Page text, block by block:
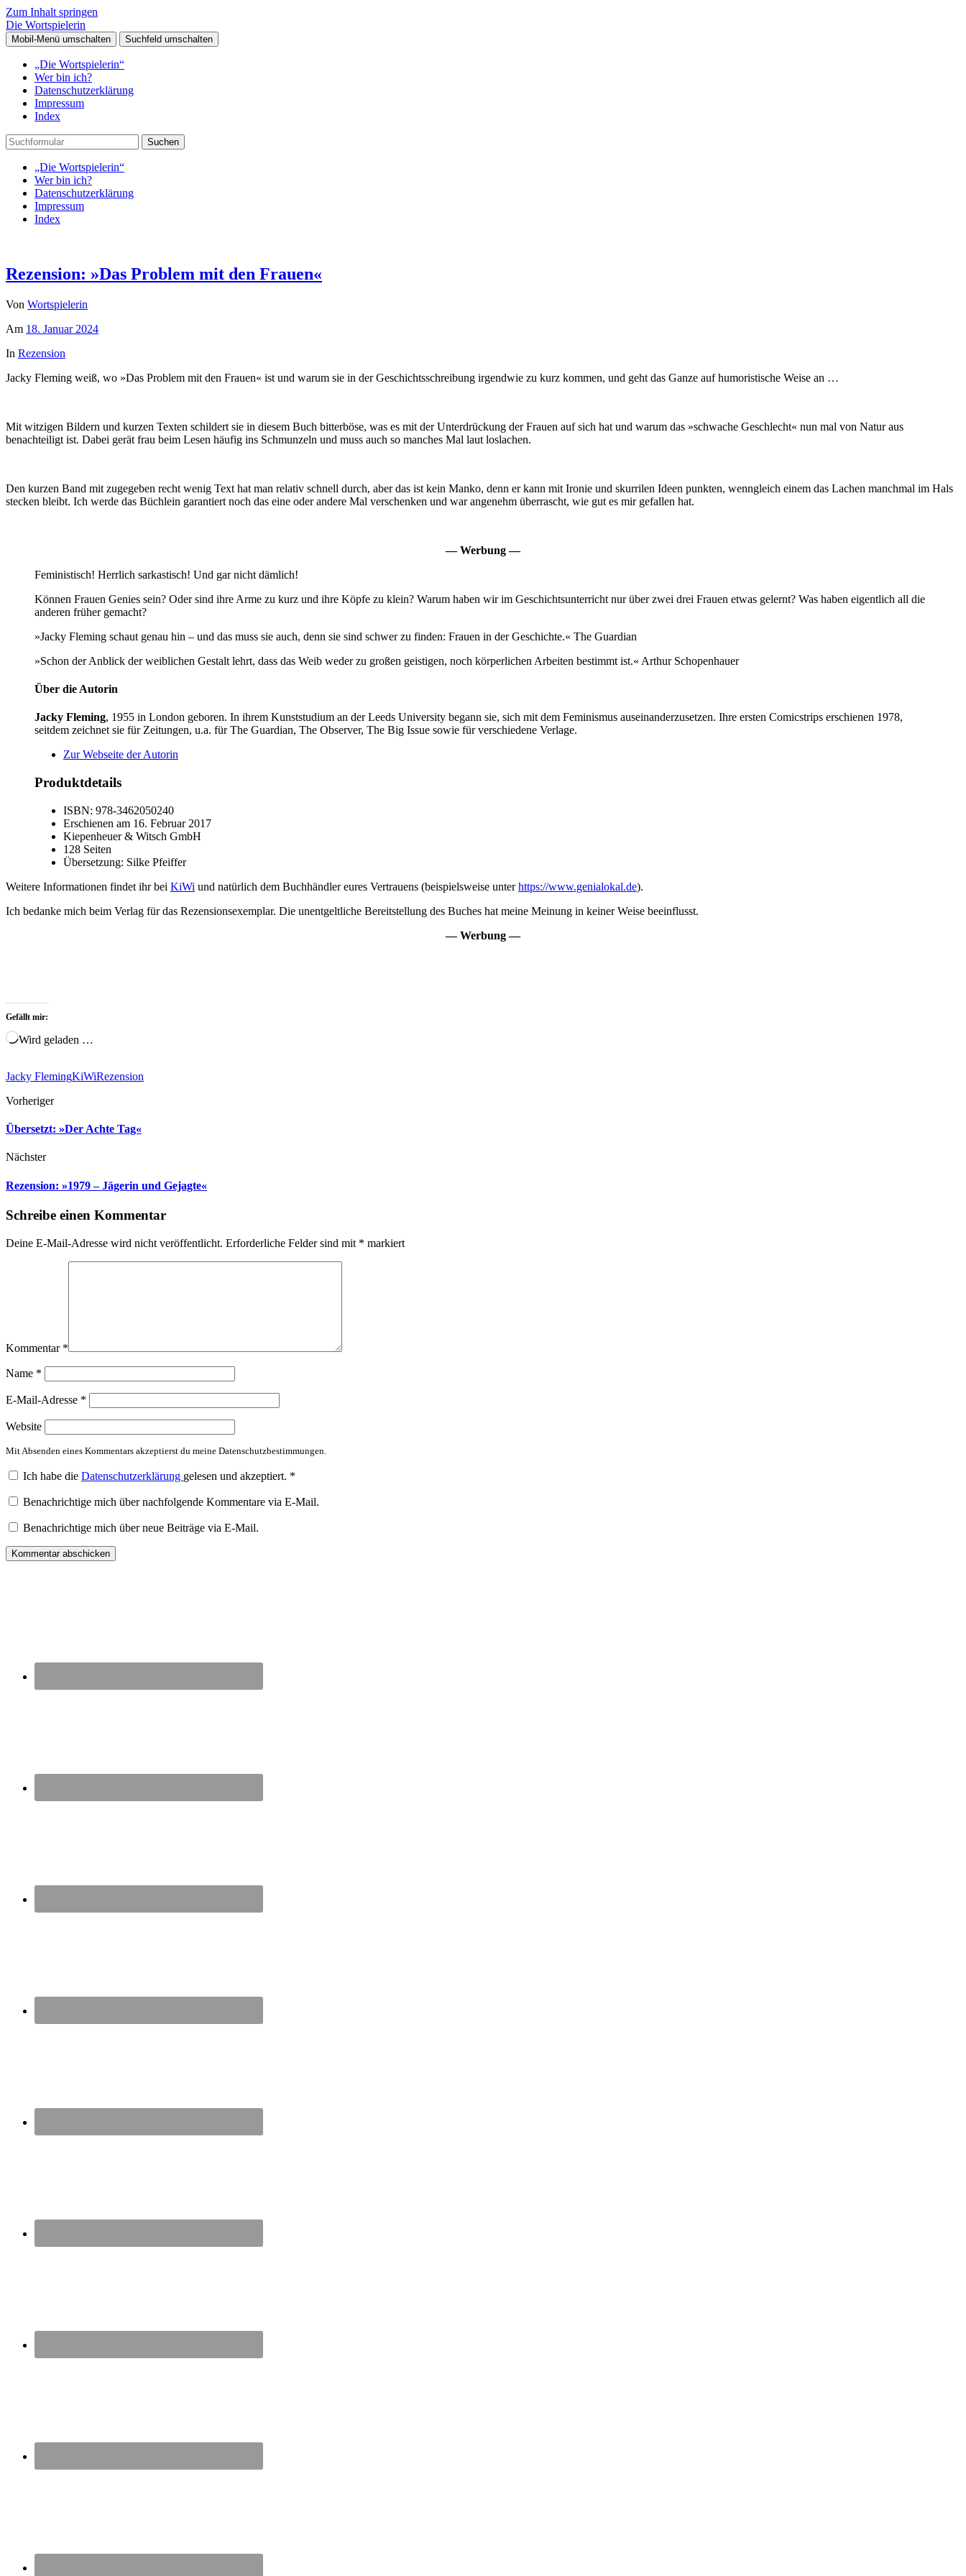
Zum Inhalt springen
Die Wortspielerin
Mobil-Menü umschalten Suchfeld umschalten
„Die Wortspielerin“
Wer bin ich?
Datenschutzerklärung
Impressum
Index
Suchen
„Die Wortspielerin“
Wer bin ich?
Datenschutzerklärung
Impressum
Index
Rezension: »Das Problem mit den Frauen«
Von Wortspielerin
Am 18. Januar 2024
In Rezension
Jacky Fleming weiß, wo »Das Problem mit den Frauen« ist und warum sie in der Geschichtsschreibung irgendwie zu kurz kommen, und geht das Ganze auf humoristische Weise an …
Mit witzigen Bildern und kurzen Texten schildert sie in diesem Buch bitterböse, was es mit der Unterdrückung der Frauen auf sich hat und warum das »schwache Geschlecht« nun mal von Natur aus
benachteiligt ist. Dabei gerät frau beim Lesen häufig ins Schmunzeln und muss auch so manches Mal laut loslachen.
Den kurzen Band mit zugegeben recht wenig Text hat man relativ schnell durch, aber das ist kein Manko, denn er kann mit Ironie und skurrilen Ideen punkten, wenngleich einem das Lachen manchmal im Hals
stecken bleibt. Ich werde das Büchlein garantiert noch das eine oder andere Mal verschenken und war angenehm überrascht, wie gut es mir gefallen hat.
— Werbung —
Feministisch! Herrlich sarkastisch! Und gar nicht dämlich!
Können Frauen Genies sein? Oder sind ihre Arme zu kurz und ihre Köpfe zu klein? Warum haben wir im Geschichtsunterricht nur über zwei drei Frauen etwas gelernt? Was haben eigentlich all die
anderen früher gemacht?
»Jacky Fleming schaut genau hin – und das muss sie auch, denn sie sind schwer zu finden: Frauen in der Geschichte.« The Guardian
»Schon der Anblick der weiblichen Gestalt lehrt, dass das Weib weder zu großen geistigen, noch körperlichen Arbeiten bestimmt ist.« Arthur Schopenhauer
Über die Autorin
Jacky Fleming, 1955 in London geboren. In ihrem Kunststudium an der Leeds University begann sie, sich mit dem Feminismus auseinanderzusetzen. Ihre ersten Comicstrips erschienen 1978,
seitdem zeichnet sie für Zeitungen, u.a. für The Guardian, The Observer, The Big Issue sowie für verschiedene Verlage.
Zur Webseite der Autorin
Produktdetails
ISBN: 978-3462050240
Erschienen am 16. Februar 2017
Kiepenheuer & Witsch GmbH
128 Seiten
Übersetzung: Silke Pfeiffer
Weitere Informationen findet ihr bei KiWi und natürlich dem Buchhändler eures Vertrauens (beispielsweise unterhttps://www.genialokal.de).
Ich bedanke mich beim Verlag für das Rezensionsexemplar. Die unentgeltliche Bereitstellung des Buches hat meine Meinung in keiner Weise beeinflusst.
— Werbung —
Gefällt mir:
Wird geladen …
Jacky FlemingKiWiRezension
Vorheriger
Übersetzt: »Der Achte Tag«
Nächster
Rezension: »1979 – Jägerin und Gejagte«
Schreibe einen Kommentar
Deine E-Mail-Adresse wird nicht veröffentlicht. Erforderliche Felder sind mit * markiert
Kommentar *
Name *
E-Mail-Adresse *
Website
Mit Absenden eines Kommentars akzeptierst du meine Datenschutzbestimmungen.
Ich habe die Datenschutzerklärung gelesen und akzeptiert. *
Benachrichtige mich über nachfolgende Kommentare via E-Mail.
Benachrichtige mich über neue Beiträge via E-Mail.